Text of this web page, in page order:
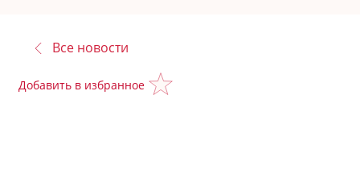
Все новости
Добавить в избранное